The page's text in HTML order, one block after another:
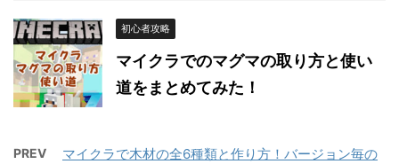
初心者攻略
マイクラでのマグマの取り方と使い
道をまとめてみた！
PREV
マイクラで木材の全6種類と作り方！バージョン毎の